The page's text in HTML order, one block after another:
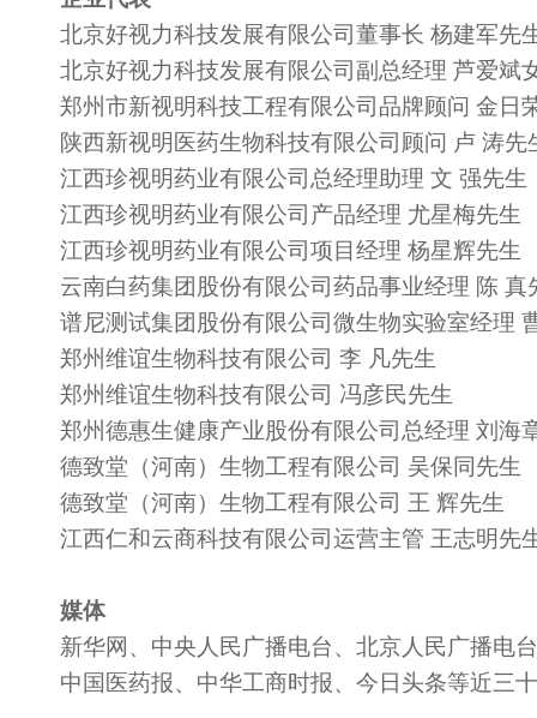
北京好视力科技发展有限公司董事长 杨建军先
北京好视力科技发展有限公司副总经理 芦爱斌
郑州市新视明科技工程有限公司品牌顾问 金日
陕西新视明医药生物科技有限公司顾问 卢 涛先
江西珍视明药业有限公司总经理助理 文 强先生
江西珍视明药业有限公司产品经理 尤星梅先生
江西珍视明药业有限公司项目经理 杨星辉先生
云南白药集团股份有限公司药品事业经理 陈 真
谱尼测试集团股份有限公司微生物实验室经理
郑州维谊生物科技有限公司 李 凡先生
郑州维谊生物科技有限公司 冯彦民先生
郑州德惠生健康产业股份有限公司总经理 刘海
德致堂（河南）生物工程有限公司 吴保同先生
德致堂（河南）生物工程有限公司 王 辉先生
江西仁和云商科技有限公司运营主管 王志明先
媒体
新华网、中央人民广播电台、北京人民广播电
中国医药报、中华工商时报、今日头条等近三